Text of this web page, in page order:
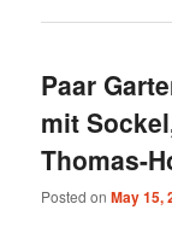
Paar
mit
Thomas-
Posted onMay 15,